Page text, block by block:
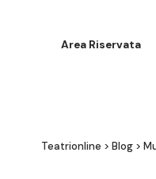
Area Riservata
Teatrionline > Blog >